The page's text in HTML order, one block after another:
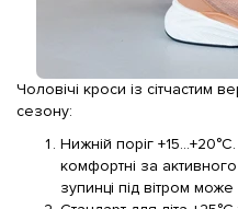
Чоловічі кроси із сітчастим
сезону:
Нижній поріг
комфортні за
зупинці під вітром